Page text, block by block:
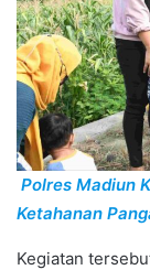
Polres Madiun
Ketahanan
Kegiatan